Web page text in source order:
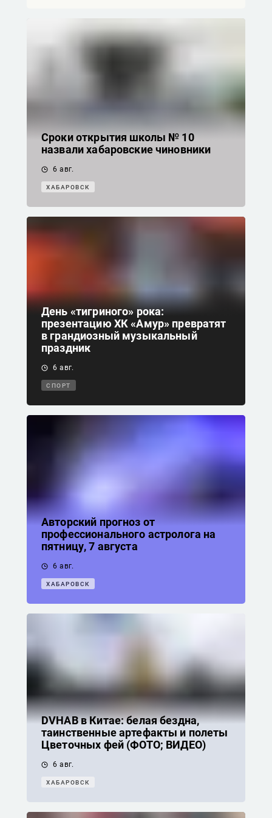
Сроки открытия школы № 10
назвали хабаровские чиновники
6 авг.
ХАБАРОВСК
День «тигриного» рока:
презентацию ХК «Амур» превратят
в грандиозный музыкальный
праздник
6 авг.
СПОРТ
Авторский прогноз от
профессионального астролога на
пятницу, 7 августа
6 авг.
ХАБАРОВСК
DVHAB в Китае: белая бездна,
таинственные артефакты и полеты
Цветочных фей (ФОТО; ВИДЕО)
6 авг.
ХАБАРОВСК